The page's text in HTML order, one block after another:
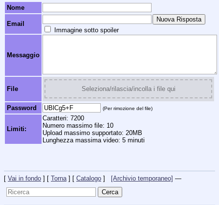
Nome
Email
Immagine sotto spoiler
Messaggio
File Seleziona/rilascia/incolla i file qui
Password (Per rimozione del file)
Limiti:
Caratteri: 7200
Numero massimo file: 10
Upload massimo supportato: 20MB
Lunghezza massima video: 5 minuti
[ Vai in fondo ] [ Torna ] [ Catalogo ] [Archivio temporaneo] —